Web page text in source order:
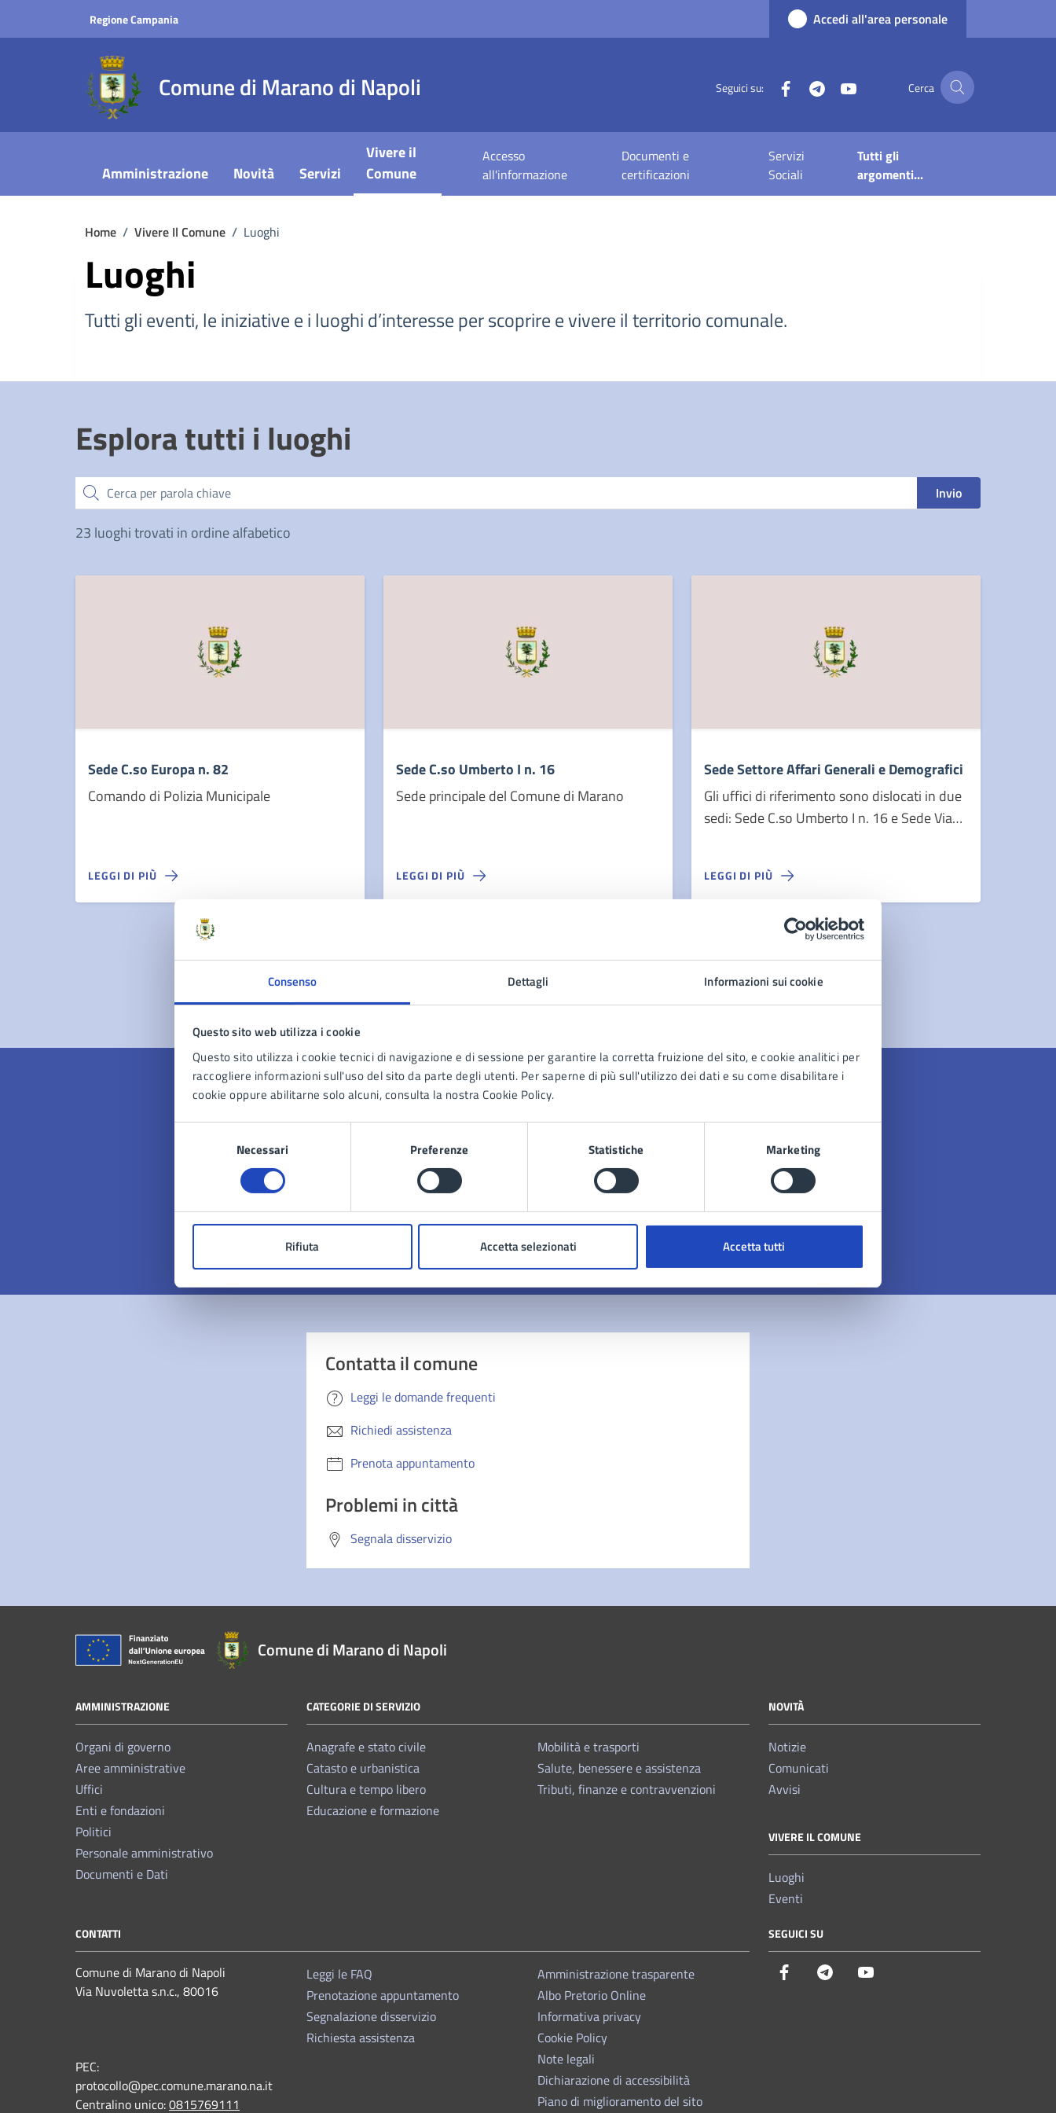
Consenso Dettagli Informazioni sui cookie
Questo sito web utilizza i cookie
Questo sito utilizza i cookie tecnici di navigazione e di sessione per garantire la corretta fruizione del sito, e cookie analitici per
raccogliere informazioni sull'uso del sito da parte degli utenti. Per saperne di più sull'utilizzo dei dati e su come disabilitare i
cookie oppure abilitarne solo alcuni, consulta la nostra Cookie Policy.
Necessari Preferenze Statistiche Marketing
Rifiuta Accetta selezionati Accetta tutti
Regione Campania Accedi all'area personale
Comune di Marano di Napoli Seguici su: FacebookTelegram Cerca
Amministrazione Novità Servizi
Vivere il
Comune
Accesso
all'informazione
Documenti e
certificazioni
Servizi
Sociali
Tutti gli
argomenti...
Home / Vivere Il Comune / Luoghi
Luoghi
Tutti gli eventi, le iniziative e i luoghi d’interesse per scoprire e vivere il territorio comunale.
Esplora tutti i luoghi
Cerca Invio
23 luoghi trovati in ordine alfabetico
Sede C.so Europa n. 82
Comando di Polizia Municipale
LEGGI DI PIÙ
Sede C.so Umberto I n. 16
Sede principale del Comune di Marano
LEGGI DI PIÙ
Sede Settore Affari Generali e Demografici
Gli uffici di riferimento sono dislocati in due
sedi: Sede C.so Umberto I n. 16 e Sede Via
LEGGI DI PIÙ
Quanto sono chiare le informazioni su questa
Valuta 5 stelle su 5
Valuta 4 stelle su 5
Valuta 3 stelle su 5
Valuta 2 stelle su 5
Valuta 1 stelle su 5
Contatta il comune
Leggi le domande frequenti
Richiedi assistenza
Prenota appuntamento
Problemi in città
Segnala disservizio
Comune di Marano di Napoli
AMMINISTRAZIONE
Organi di governo
Aree amministrative
Uffici
Enti e fondazioni
Politici
Personale amministrativo
Documenti e Dati
CATEGORIE DI SERVIZIO
Anagrafe e stato civile
Catasto e urbanistica
Cultura e tempo libero
Educazione e formazione
Mobilità e trasporti
Salute, benessere e assistenza
Tributi, finanze e contravvenzioni
NOVITÀ
Notizie
Comunicati
Avvisi
VIVERE IL COMUNE
Luoghi
Eventi
CONTATTI
Comune di Marano di Napoli
Via Nuvoletta s.n.c., 80016
PEC:
protocollo@pec.comune.marano.na.it
Centralino unico:0815769111
Leggi le FAQ
Prenotazione appuntamento
Segnalazione disservizio
Richiesta assistenza
Amministrazione trasparente
Albo Pretorio Online
Informativa privacy
Cookie Policy
Note legali
Dichiarazione di accessibilità
Piano di miglioramento del sito
SEGUICI SU
Facebook Telegram